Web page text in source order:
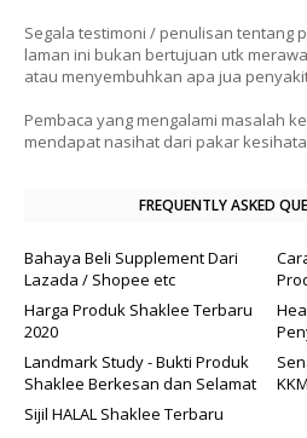
Segala testimoni / penulisan tentang
laman ini bukan bertujuan utk
atau menyembuhkan apa jua
Pembaca yang mengalami masalah
mendapat nasihat dari pakar
FREQUENTLY ASKED
Bahaya Beli Supplement Dari
Lazada / Shopee etc
Harga Produk Shaklee Terbaru
2020
Landmark Study - Bukti Produk
Shaklee Berkesan dan Selamat
Sijil HALAL Shaklee Terbaru